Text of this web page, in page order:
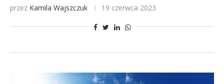
przez Kamila Wajszczuk 19 czerwca 2023